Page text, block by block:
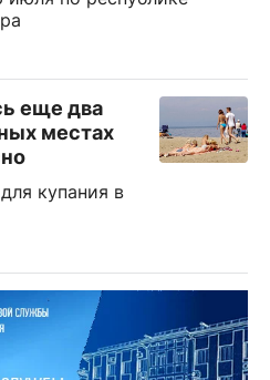
еще два
местах
купания в